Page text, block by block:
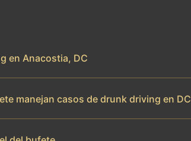
en Anacostia, DC
manejan casos de drunk driving en DC